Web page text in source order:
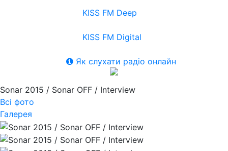
KISS FM Deep
KISS FM Digital
Як слухати радіо онлайн
Sonar 2015 / Sonar OFF / Interview
Всі фото
Галерея